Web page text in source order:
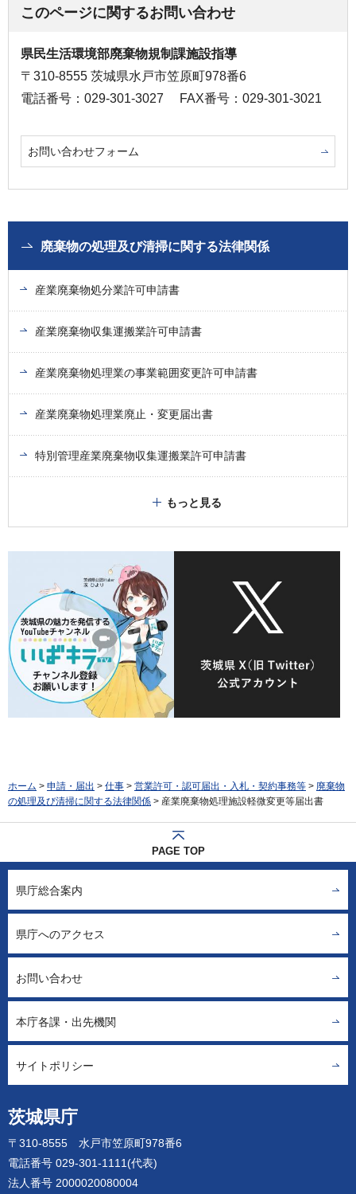
このページに関するお問い合わせ
県民生活環境部廃棄物規制課施設指導
〒310-8555 茨城県水戸市笠原町978番6
電話番号：029-301-3027
FAX番号：029-301-3021
お問い合わせフォーム
廃棄物の処理及び清掃に関する法律関係
産業廃棄物処分業許可申請書
産業廃棄物収集運搬業許可申請書
産業廃棄物処理業の事業範囲変更許可申請書
産業廃棄物処理業廃止・変更届出書
特別管理産業廃棄物収集運搬業許可申請書
もっと見る
ホーム > 申請・届出 > 仕事 > 営業許可・認可届出・入札・契約事務等 > 廃棄物
の処理及び清掃に関する法律関係 > 産業廃棄物処理施設軽微変更等届出書
PAGE TOP
茨城県庁
〒310-8555 水戸市笠原町978番6
電話番号 029-301-1111(代表)
法人番号 2000020080004
県庁総合案内
県庁へのアクセス
お問い合わせ
本庁各課・出先機関
サイトポリシー